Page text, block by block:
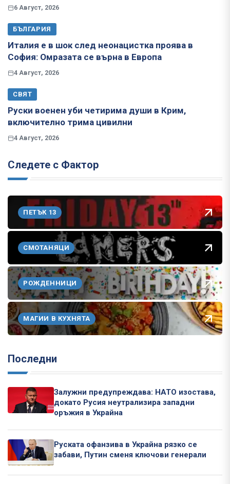
6 Август, 2026
БЪЛГАРИЯ
Италия е в шок след неонацистка проява в
София: Омразата се върна в Европа
4 Август, 2026
СВЯТ
Руски военен уби четирима души в Крим,
включително трима цивилни
4 Август, 2026
Следете с Фактор
ПЕТЪК 13
СМОТАНЯЦИ
РОЖДЕННИЦИ
МАГИИ В КУХНЯТА
Последни
Залужни предупреждава: НАТО изостава,
докато Русия неутрализира западни
оръжия в Украйна
Руската офанзива в Украйна рязко се
забави, Путин сменя ключови генерали